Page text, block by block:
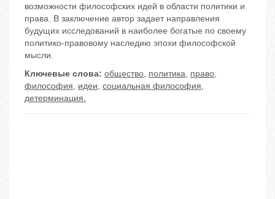
возможности философских идей в области политики и
права. В заключение автор задает направления
будущих исследований в наиболее богатые по своему
политико-правовому наследию эпохи философской
мысли.
Ключевые слова: общество, политика, право,
философия, идеи, социальная философия,
детерминация.